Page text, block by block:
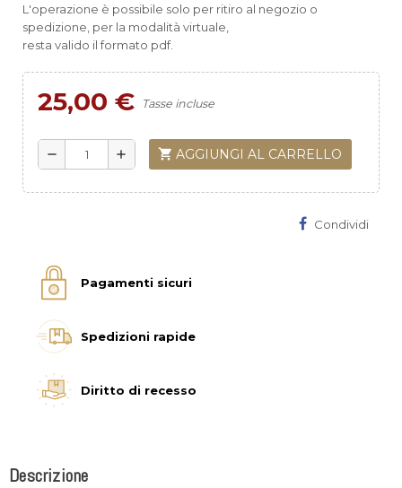
L'operazione è possibile solo per ritiro al negozio o
spedizione, per la modalità virtuale,
resta valido il formato pdf.
25,00 € Tasse incluse
remove add shopping_cart AGGIUNGI AL CARRELLO
Condividi
Pagamenti sicuri
Spedizioni rapide
Diritto di recesso
Descrizione